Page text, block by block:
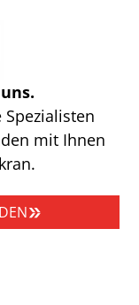
mit Ihnen